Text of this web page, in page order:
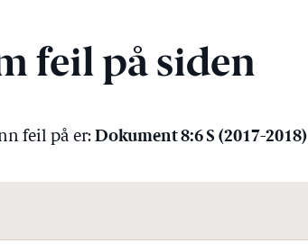
feil på siden
feil på er:Dokument 8:6 S (2017-2018)